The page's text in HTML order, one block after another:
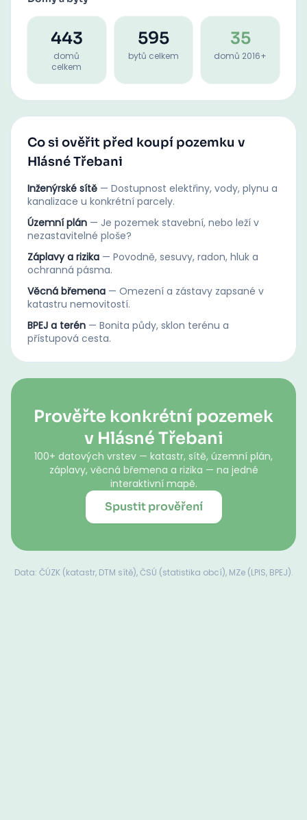
443
domů
celkem
595
bytů celkem
35
domů 2016+
Co si ověřit před koupí pozemku v
Hlásné Třebani
Inženýrské sítě — Dostupnost elektřiny, vody, plynu a
kanalizace u konkrétní parcely.
Územní plán — Je pozemek stavební, nebo leží v
nezastavitelné ploše?
Záplavy a rizika — Povodně, sesuvy, radon, hluk a
ochranná pásma.
Věcná břemena — Omezení a zástavy zapsané v
katastru nemovitostí.
BPEJ a terén — Bonita půdy, sklon terénu a
přístupová cesta.
Prověřte konkrétní pozemek
v Hlásné Třebani
100+ datových vrstev — katastr, sítě, územní plán,
záplavy, věcná břemena a rizika — na jedné
interaktivní mapě.
Spustit prověření
Data: ČÚZK (katastr, DTM sítě), ČSÚ (statistika obcí), MZe (LPIS, BPEJ).